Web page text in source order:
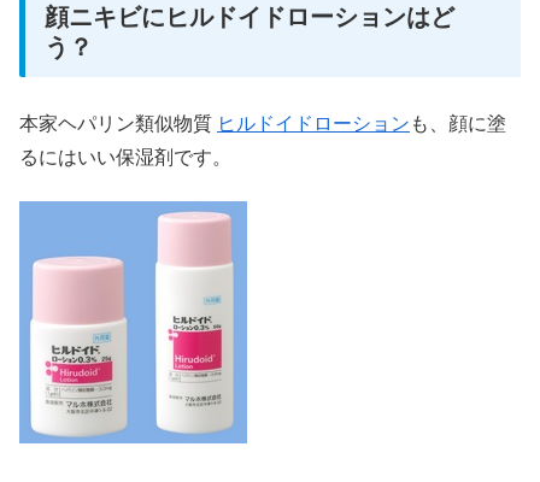
顔ニキビにヒルドイドローションはど
う？
本家ヘパリン類似物質 ヒルドイドローション も、顔に塗
るにはいい保湿剤です。